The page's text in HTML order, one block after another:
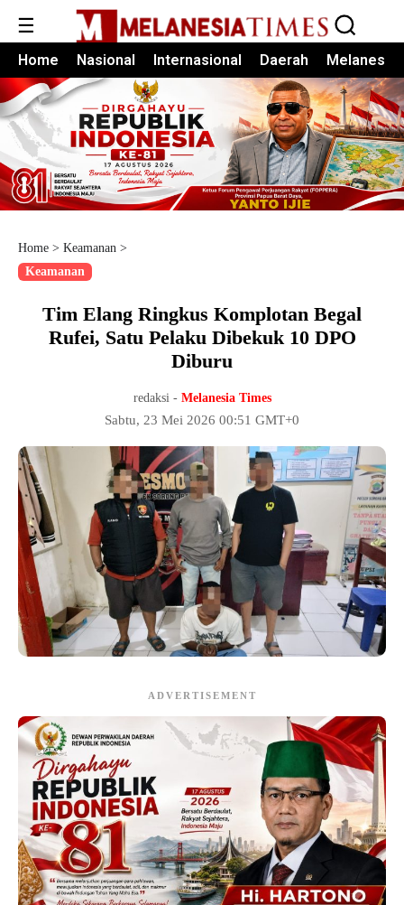
☰
Home Nasional Internasional Daerah Melanesia
Home > Keamanan >
Keamanan
Tim Elang Ringkus Komplotan Begal
Rufei, Satu Pelaku Dibekuk 10 DPO
Diburu
redaksi - Melanesia Times
Sabtu, 23 Mei 2026 00:51 GMT+0
ADVERTISEMENT